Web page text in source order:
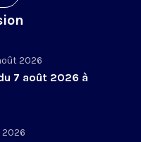
2026
7 août 2026 à
2026